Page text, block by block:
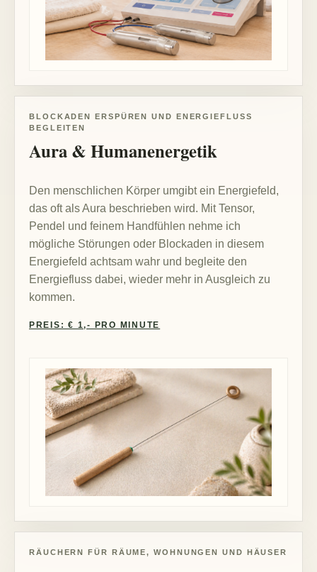
BLOCKADEN ERSPÜREN UND ENERGIEFLUSS
BEGLEITEN
Aura & Humanenergetik
Den menschlichen Körper umgibt ein Energiefeld,
das oft als Aura beschrieben wird. Mit Tensor,
Pendel und feinem Handfühlen nehme ich
mögliche Störungen oder Blockaden in diesem
Energiefeld achtsam wahr und begleite den
Energiefluss dabei, wieder mehr in Ausgleich zu
kommen.
PREIS: € 1,- PRO MINUTE
RÄUCHERN FÜR RÄUME, WOHNUNGEN UND HÄUSER